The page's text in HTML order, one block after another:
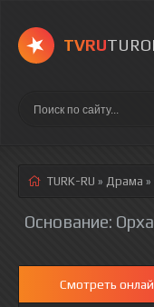
TVRU
TURK-RU » Драма
Основание:
Смотреть